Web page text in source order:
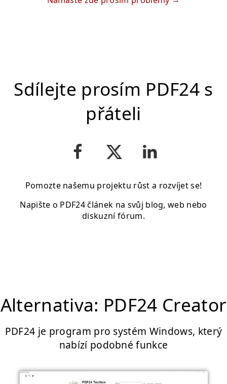
Sdílejte prosím PDF24 s
přáteli
Pomozte našemu projektu růst a rozvíjet se!
Napište o PDF24 článek na svůj blog, web nebo
diskuzní fórum.
Alternativa: PDF24 Creator
PDF24 je program pro systém Windows, který
nabízí podobné funkce